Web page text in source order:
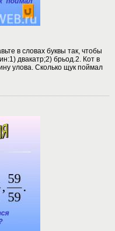
в словах буквы так, чтобы
двакатр;2) брьод.2. Кот в
улова. Сколько щук поймал